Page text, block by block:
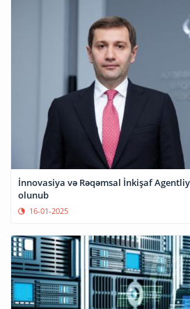
İnnovasiya və Rəqəmsal İnkişaf
olunub
16-01-2025